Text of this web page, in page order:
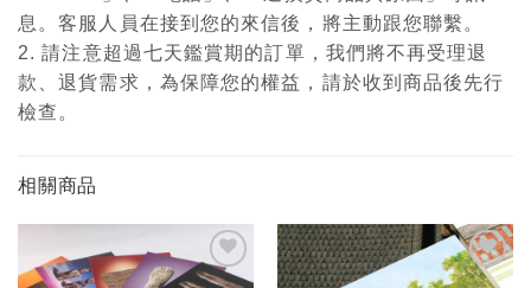
息。客服人員在接到您的來信後，將主動跟您聯繫。
2. 請注意超過七天鑑賞期的訂單，我們將不再受理退
款、退貨需求，為保障您的權益，請於收到商品後先行
檢查。
相關商品
加入
加入